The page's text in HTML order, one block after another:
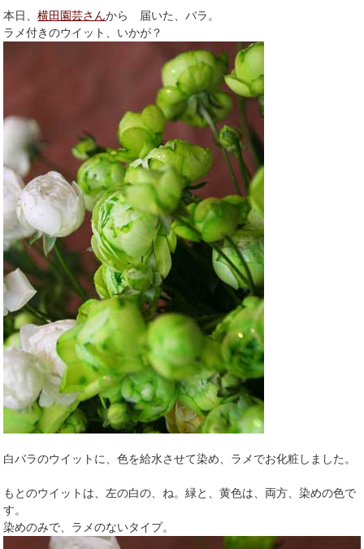
本日、横田園芸さんから 届いた、バラ。
ラメ付きのウイット、いかが？
白バラのウイットに、色を給水させて染め、ラメでお化粧しました。
もとのウイットは、左の白の、ね。緑と、黄色は、両方、染めの色で
す。
染めのみで、ラメのないタイプ。